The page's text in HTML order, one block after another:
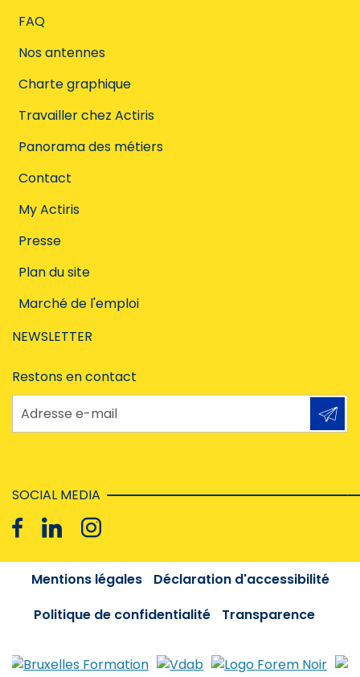
FAQ
Nos antennes
Charte graphique
Travailler chez Actiris
Panorama des métiers
Contact
My Actiris
Presse
Plan du site
Marché de l'emploi
NEWSLETTER
Restons en contact
Adresse e-mail
SOCIAL MEDIA
Mentions légales
Déclaration d'accessibilité
Politique de confidentialité
Transparence